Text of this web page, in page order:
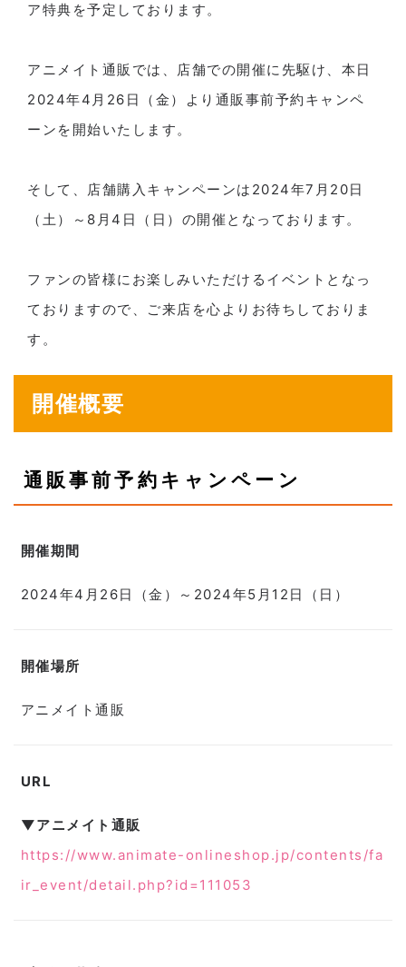
ア特典を予定しております。
アニメイト通販では、店舗での開催に先駆け、本日
2024年4月26日（金）より通販事前予約キャンペ
ーンを開始いたします。
そして、店舗購入キャンペーンは2024年7月20日
（土）～8月4日（日）の開催となっております。
ファンの皆様にお楽しみいただけるイベントとなっ
ておりますので、ご来店を心よりお待ちしておりま
す。
開催概要
通販事前予約キャンペーン
開催期間
2024年4月26日（金）～2024年5月12日（日）
開催場所
アニメイト通販
URL
▼アニメイト通販
https://www.animate-onlineshop.jp/contents/fa
ir_event/detail.php?id=111053